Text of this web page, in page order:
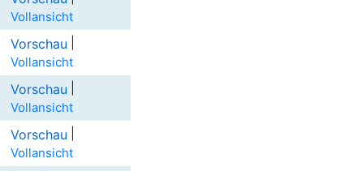
Vollansicht
Vorschau
Vollansicht
Vorschau
Vollansicht
Vorschau
Vollansicht